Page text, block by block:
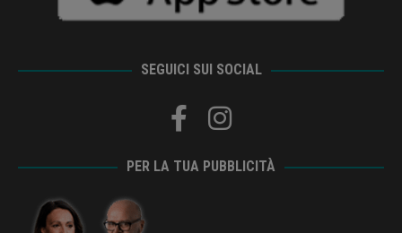
SEGUICI SUI SOCIAL
PER LA TUA PUBBLICITÀ